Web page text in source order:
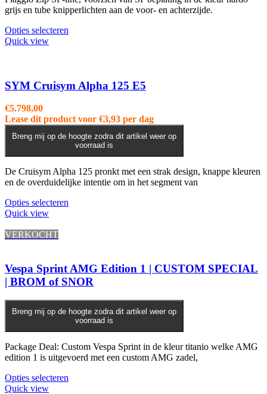
grijs en tube knipperlichten aan de voor- en achterzijde.
Opties selecteren
Quick view
SYM Cruisym Alpha 125 E5
€5.798,00
Lease dit product voor €3,93 per dag
Breng mij op de hoogte zodra dit artikel weer op
voorraad is
De Cruisym Alpha 125 pronkt met een strak design, knappe kleuren
en de overduidelijke intentie om in het segment van
Opties selecteren
optie
kan
gekozen
worden
op
de
productpagina
Quick view
VERKOCHT
Vespa Sprint AMG Edition 1 | CUSTOM SPECIAL
| BROM of SNOR
Breng mij op de hoogte zodra dit artikel weer op
voorraad is
Package Deal: Custom Vespa Sprint in de kleur titanio welke AMG
edition 1 is uitgevoerd met een custom AMG zadel,
Opties selecteren
Quick view